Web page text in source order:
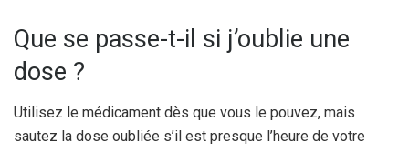
Que se passe-t-il si j’oublie une
dose ?
Utilisez le médicament dès que vous le pouvez, mais
sautez la dose oubliée s’il est presque l’heure de votre